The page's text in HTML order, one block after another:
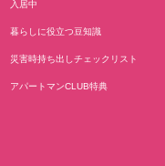
入居中
暮らしに役立つ豆知識
災害時持ち出しチェックリスト
アパートマンCLUB特典